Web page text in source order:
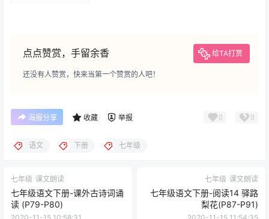
点点赞赏，手留余香 给TA打赏
还没有人赞赏，快来当第一个赞赏的人吧！
海报分享 收藏 举报 0 0
语文 下册 七年级
七年级 课文朗读
七年级语文下册-课外古诗词诵
读 (P79-P80)
七年级 课文朗读
七年级语文下册-阅读14 驿路
梨花(P87-P91)